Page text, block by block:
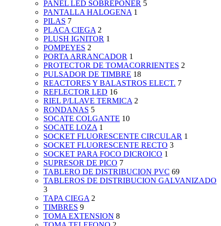
PANEL LED SOBREPONER 5
PANTALLA HALOGENA 1
PILAS 7
PLACA CIEGA 2
PLUSH IGNITOR 1
POMPEYES 2
PORTA ARRANCADOR 1
PROTECTOR DE TOMACORRIENTES 2
PULSADOR DE TIMBRE 18
REACTORES Y BALASTROS ELECT. 7
REFLECTOR LED 16
RIEL P/LLAVE TERMICA 2
RONDANAS 5
SOCATE COLGANTE 10
SOCATE LOZA 1
SOCKET FLUORESCENTE CIRCULAR 1
SOCKET FLUORESCENTE RECTO 3
SOCKET PARA FOCO DICROICO 1
SUPRESOR DE PICO 7
TABLERO DE DISTRIBUCION PVC 69
TABLEROS DE DISTRIBUCION GALVANIZADO
3
TAPA CIEGA 2
TIMBRES 9
TOMA EXTENSION 8